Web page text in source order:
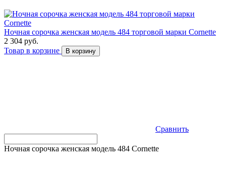
Ночная сорочка женская модель 484 торговой марки Cornette
2 304 руб.
Товар в корзине
В корзину
Сравнить
Ночная сорочка женская модель 484 Cornette